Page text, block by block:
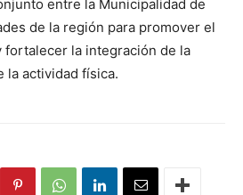
entre la Municipalidad de
de la región para promover el
la integración de la
la actividad física.